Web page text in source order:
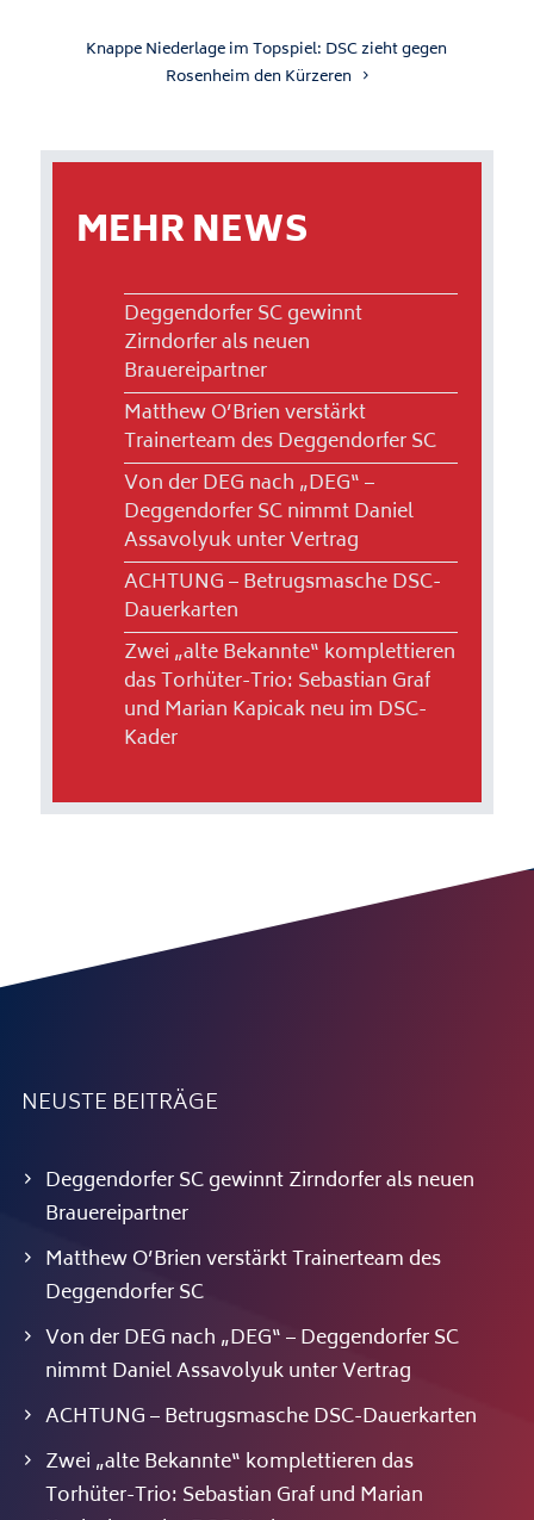
Knappe Niederlage im Topspiel: DSC zieht gegen
Rosenheim den Kürzeren
MEHR NEWS
Deggendorfer SC gewinnt
Zirndorfer als neuen
Brauereipartner
Matthew O’Brien verstärkt
Trainerteam des Deggendorfer SC
Von der DEG nach „DEG“ –
Deggendorfer SC nimmt Daniel
Assavolyuk unter Vertrag
ACHTUNG – Betrugsmasche DSC-
Dauerkarten
Zwei „alte Bekannte“ komplettieren
das Torhüter-Trio: Sebastian Graf
und Marian Kapicak neu im DSC-
Kader
NEUSTE BEITRÄGE
Deggendorfer SC gewinnt Zirndorfer als neuen
Brauereipartner
Matthew O’Brien verstärkt Trainerteam des
Deggendorfer SC
Von der DEG nach „DEG“ – Deggendorfer SC
nimmt Daniel Assavolyuk unter Vertrag
ACHTUNG – Betrugsmasche DSC-Dauerkarten
Zwei „alte Bekannte“ komplettieren das
Torhüter-Trio: Sebastian Graf und Marian